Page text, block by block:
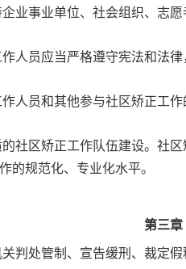
企业事业单位、社会组织、志
人员应当严格遵守宪法和法
人员和其他参与社区矫正工
的社区矫正工作队伍建设。社
的规范化、专业化水平。
第三
判处管制、宣告缓刑、裁定